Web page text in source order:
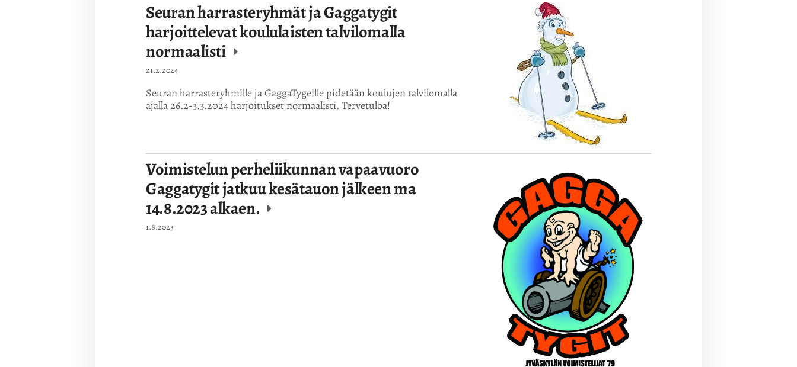
Seuran harrasteryhmät ja Gaggatygit
harjoittelevat koululaisten talvilomalla
normaalisti
21.2.2024
Seuran harrasteryhmille ja GaggaTygeille pidetään koulujen talvilomalla
ajalla 26.2-3.3.2024 harjoitukset normaalisti. Tervetuloa!
Voimistelun perheliikunnan vapaavuoro
Gaggatygit jatkuu kesätauon jälkeen ma
14.8.2023 alkaen.
1.8.2023